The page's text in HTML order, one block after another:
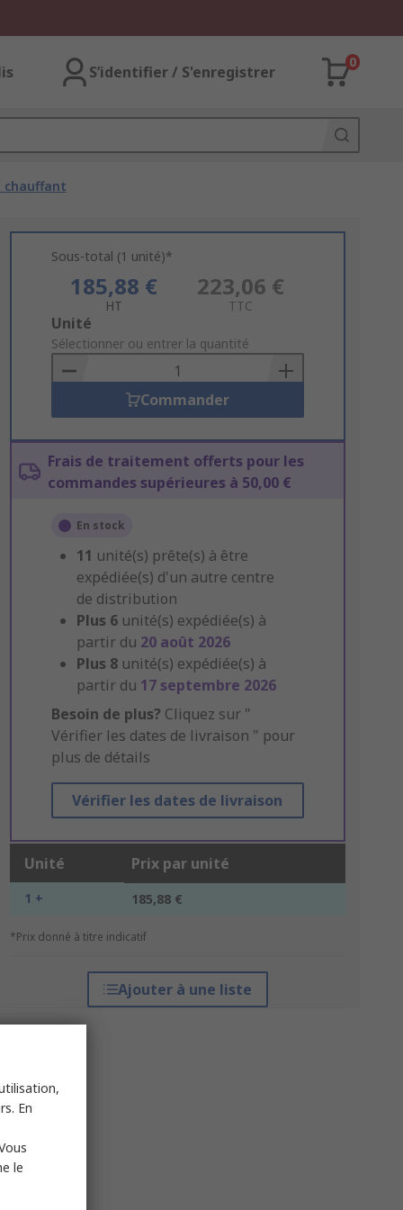
S’identifier / S'enregistrer
0
chauffant
Sous-total (1 unité)*
185,88 €
HT
223,06 €
TTC
Add
to
Basket
Unité
Sélectionner ou entrer la quantité
Commander
Frais de traitement offerts pour les
commandes supérieures à 50,00 €
En stock
11 unité(s) prête(s) à être
expédiée(s) d'un autre centre
de distribution
Plus 6 unité(s) expédiée(s) à
partir du 20 août 2026
Plus 8 unité(s) expédiée(s) à
partir du 17 septembre 2026
Besoin de plus? Cliquez sur "
Vérifier les dates de livraison " pour
plus de détails
Vérifier les dates de livraison
Unité Prix par unité
1 + 185,88 €
*Prix donné à titre indicatif
Ajouter à une liste
En
le